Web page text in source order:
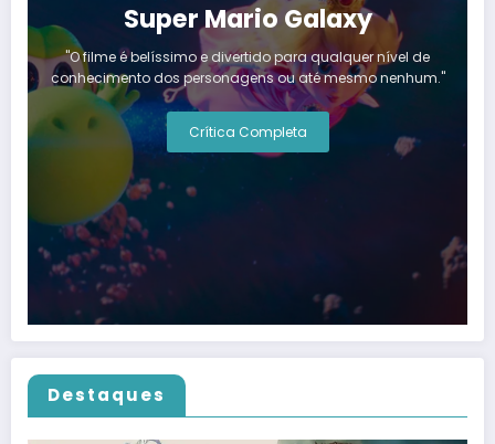
Super Mario Galaxy
"O filme é belíssimo e divertido para qualquer nível de
conhecimento dos personagens ou até mesmo nenhum."
Crítica Completa
Destaques